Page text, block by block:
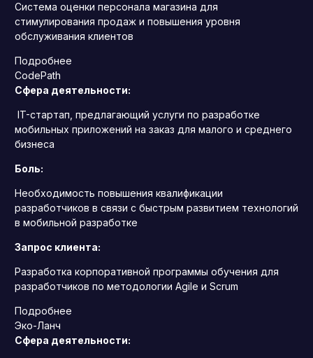
Система оценки персонала магазина для
стимулирования продаж и повышения уровня
обслуживания клиентов
Подробнее
CodePath
Сфера деятельности:
IT-стартап, предлагающий услуги по разработке
мобильных приложений на заказ для малого и среднего
бизнеса
Боль:
Необходимость повышения квалификации
разработчиков в связи с быстрым развитием технологий
в мобильной разработке
Запрос клиента:
Разработка корпоративной программы обучения для
разработчиков по методологии Agile и Scrum
Подробнее
Эко-Ланч
Сфера деятельности: